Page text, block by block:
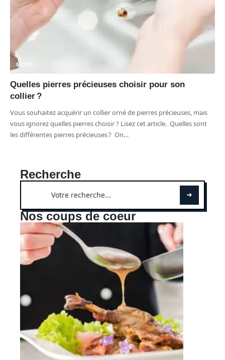
MODE
Quelles pierres précieuses choisir pour son
collier ?
Vous souhaitez acquérir un collier orné de pierres précieuses, mais
vous ignorez quelles pierres choisir ? Lisez cet article. Quelles sont
les différentes pierres précieuses ? On…
Recherche
Nos coups de coeur